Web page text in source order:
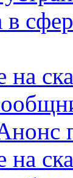
в
на
на